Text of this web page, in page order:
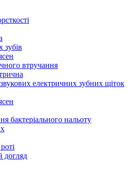
зубів
втручання
електричних зубних щіток
бактеріального нальоту
догляд